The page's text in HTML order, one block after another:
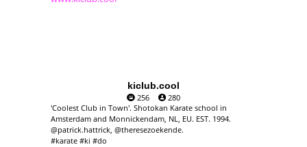
kiclub.cool
256
280
'Coolest Club in Town'. Shotokan Karate school in
Amsterdam and Monnickendam, NL, EU. EST. 1994.
@patrick.hattrick, @theresezoekende.
#karate #ki #do